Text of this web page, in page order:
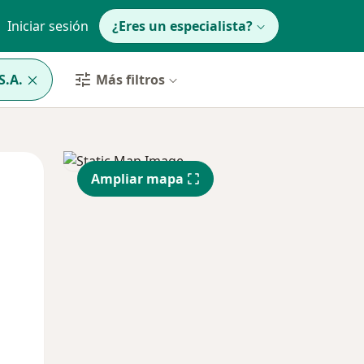
Iniciar sesión ¿Eres un especialista?
Más filtros
Mar
11 Ago
Mié
12 Ago
Ampliar mapa